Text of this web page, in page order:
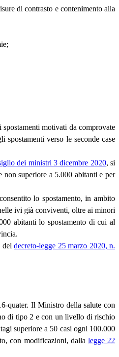
di contrasto e contenimento alla
motivati da comprovate
verso le seconde case
dei ministri 3 dicembre 2020, si
superiore a 5.000 abitanti e per
lo spostamento, in ambito
ivi già conviventi, oltre ai minori
abitanti lo spostamento di cui al
deldecreto-legge 25 marzo 2020, n.
quater. Il Ministro della salute con
di tipo 2 e con un livello di rischio
superiore a 50 casi ogni 100.000
con modificazioni, dalla legge 22